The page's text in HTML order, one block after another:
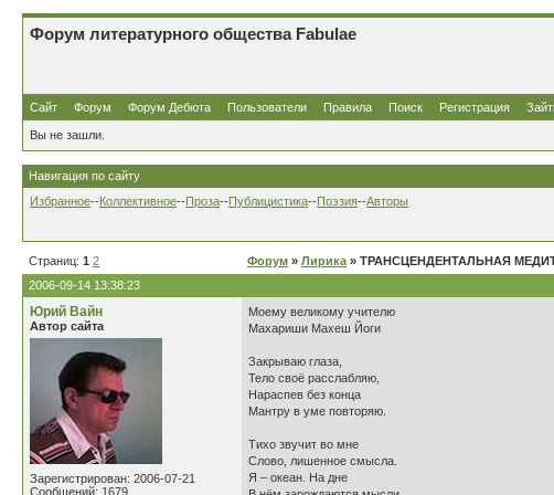
Форум литературного общества Fabulae
Сайт Форум Форум Дебюта Пользователи Правила Поиск Регистрация
Вы не зашли.
Навигация по сайту
Избранное--Коллективное--Проза--Публицистика--Поэзия--Авторы
Страниц: 1 2 Форум » Лирика » ТРАНСЦЕНДЕНТАЛЬНАЯ
2006-09-14 13:38:23
Юрий Вайн
Автор сайта
Зарегистрирован: 2006-07-21
Сообщений: 1679
Моему великому учителю
Махариши Махеш Йоги
Закрываю глаза,
Тело своё расслабляю,
Нараспев без конца
Мантру в уме повторяю.
Тихо звучит во мне
Слово, лишенное смысла.
Я – океан. На дне